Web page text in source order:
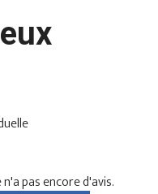
pas encore d'avis.